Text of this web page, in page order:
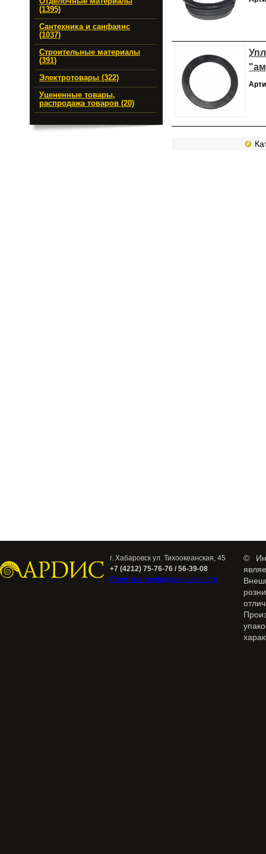
(1395)
Сантехника и санфаянс
(1037)
Строительные материалы
(391)
Электротовары (322)
Уцененные товары,
распродажа товаров (20)
г. Хабаровск ул. Тихоокеанская, 45
+7 (4212) 75-76-76 / 56-39-08
Политика конфиденциальности
©